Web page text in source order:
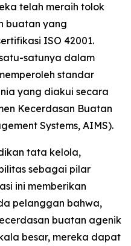
telah meraih tolok
buatan yang
ISO 42001.
satunya dalam
standar
yang diakui secara
Kecerdasan Buatan
Systems, AIMS).
tata kelola,
sebagai pilar
ini memberikan
pelanggan bahwa,
buatan agenik
besar, mereka dapat